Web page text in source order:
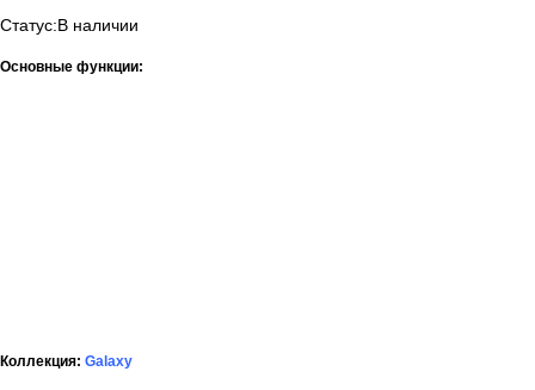
Статус:В наличии
Основные функции:
Коллекция: Galaxy